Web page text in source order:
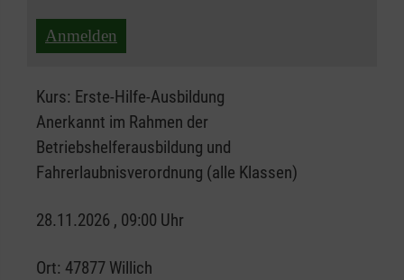
Anmelden
Kurs: Erste-Hilfe-Ausbildung
Anerkannt im Rahmen der
Betriebshelferausbildung und
Fahrerlaubnisverordnung (alle Klassen)
28.11.2026 , 09:00 Uhr
Ort: 47877 Willich